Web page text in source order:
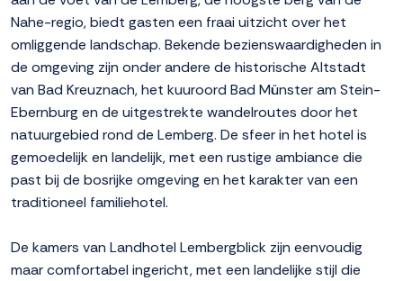
Nahe-regio, biedt gasten een fraai uitzicht over het
omliggende landschap. Bekende bezienswaardigheden in
de omgeving zijn onder andere de historische Altstadt
van Bad Kreuznach, het kuuroord Bad Münster am Stein-
Ebernburg en de uitgestrekte wandelroutes door het
natuurgebied rond de Lemberg. De sfeer in het hotel is
gemoedelijk en landelijk, met een rustige ambiance die
past bij de bosrijke omgeving en het karakter van een
traditioneel familiehotel.
De kamers van Landhotel Lembergblick zijn eenvoudig
maar comfortabel ingericht, met een landelijke stijl die